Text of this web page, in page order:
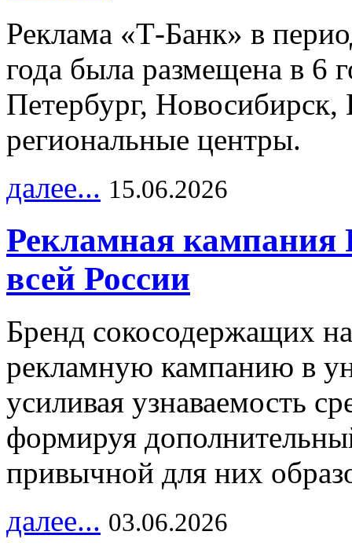
Реклама «Т-Банк» в
года была размещена в 6
Петербург,
региональные центры.
далее... 15.06.2026
Рекламная
всей России
Бренд сокосодержащих
рекламную кампанию в
усиливая узнаваемость
формируя
привычной для них
далее... 03.06.2026